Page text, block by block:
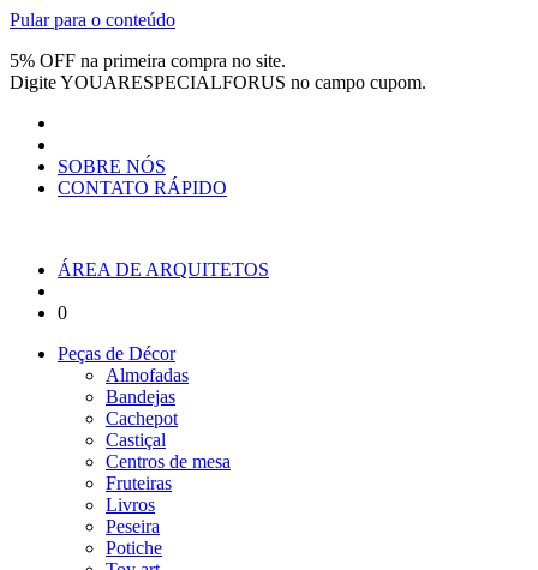
Pular para o conteúdo
5% OFF na primeira compra no site.
DigiteYOUARESPECIALFORUS no campo cupom.
SOBRE NÓS
CONTATO RÁPIDO
ÁREA DE ARQUITETOS
0
Peças de Décor
Almofadas
Bandejas
Cachepot
Castiçal
Centros de mesa
Fruteiras
Livros
Peseira
Potiche